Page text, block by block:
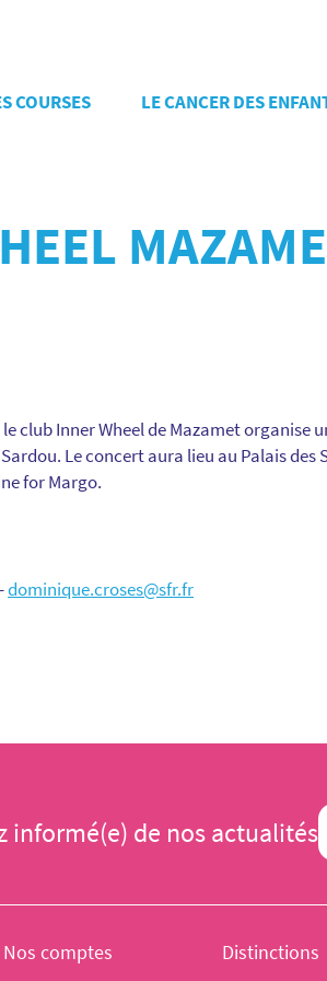
COURSES LE CANCER DES
club Inner Wheel de Mazamet organise
Le concert aura lieu au Palais des
for Margo.
dominique.croses@sfr.fr
informé(e) de nos actualités
Nos comptes Distinctions